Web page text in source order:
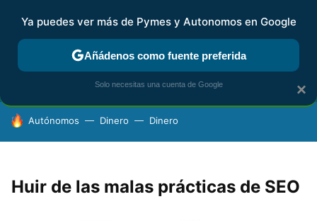
FISCALIDAD Y CONTABILIDAD KIT DIGITAL RENTA
HOY SE HABLA DE
Autónomos Dinero Dinero
Huir de las malas prácticas de SEO
×
Ya puedes ver más de Pymes y Autonomos en Google
Añádenos como fuente preferida
Solo necesitas una cuenta de Google